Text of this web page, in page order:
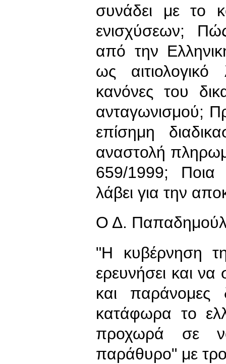
συνάδει με το
ενισχύσεων;
από την
ως
κανόνες του
ανταγωνισμού;
επίσημη
αναστολή
659/1999; Ποια
λάβει για την
Ο Δ.
"Η κυβέρνηση
ερευνήσει και να
και παράνομες
κατάφωρα το
προχωρά σε
παράθυρο" με